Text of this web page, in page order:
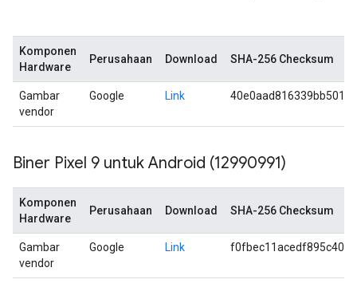
Komponen
Hardware
Perusahaan Download SHA-256 Checksum
Gambar
vendor
Google Link
Biner Pixel 9 untuk Android (12990991)
Komponen
Hardware
Perusahaan Download SHA-256 Checksum
Gambar
vendor
Google Link